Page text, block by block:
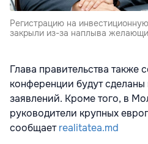
Регистрацию на
закрыли из-за наплыва
Глава правительства также
конференции будут
заявлений. Кроме того, в
руководители крупных
сообщаетrealitatea.md